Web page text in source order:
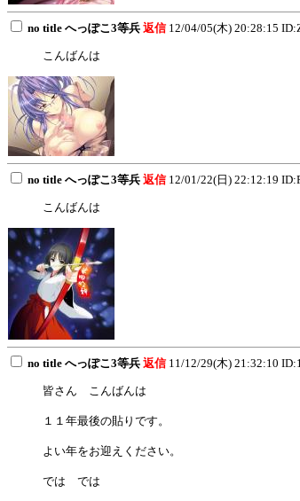
no title へっぽこ3等兵 返信 12/04/05(木) 20:28:15
こんばんは
no title へっぽこ3等兵 返信 12/01/22(日) 22:12:19
こんばんは
no title へっぽこ3等兵 返信 11/12/29(木) 21:32:10
皆さん こんばんは
１１年最後の貼りです。
よい年をお迎えください。
では では